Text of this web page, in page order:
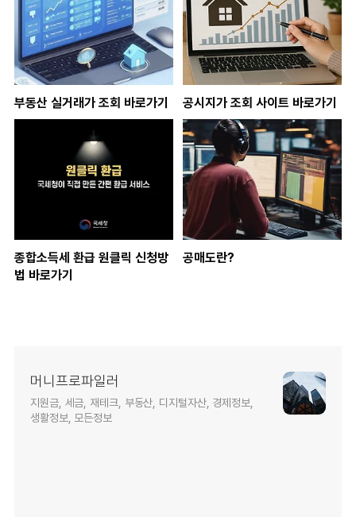
부동산 실거래가 조회 바로가기 공시지가 조회 사이트 바로가기
종합소득세 환급 원클릭 신청방
법 바로가기
공매도란?
머니프로파일러
지원금, 세금, 재테크, 부동산, 디지털자산, 경제정보,
생활정보, 모든정보